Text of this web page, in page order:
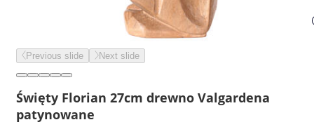
Previous slide Next slide
Święty Florian 27cm drewno Valgardena
patynowane